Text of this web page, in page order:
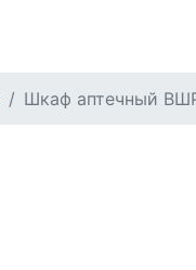
Шкаф аптечный